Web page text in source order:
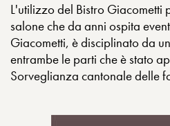
L'utilizzo del Bistro Giacometti
salone che da anni ospita
Giacometti, è disciplinato da
entrambe le parti che è stato
Sorveglianza cantonale delle